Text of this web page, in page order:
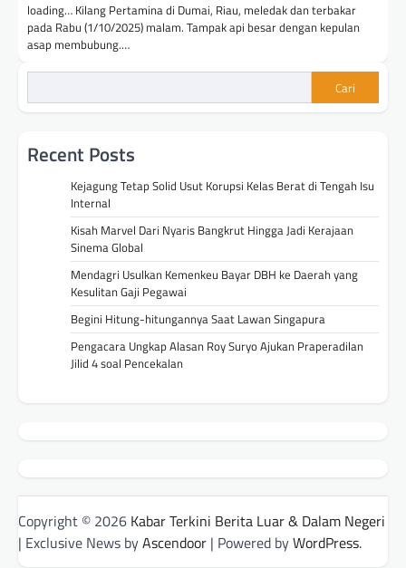
loading… Kilang Pertamina di Dumai, Riau, meledak dan terbakar
pada Rabu (1/10/2025) malam. Tampak api besar dengan kepulan
asap membubung.…
Cari
Recent Posts
Kejagung Tetap Solid Usut Korupsi Kelas Berat di Tengah Isu
Internal
Kisah Marvel Dari Nyaris Bangkrut Hingga Jadi Kerajaan
Sinema Global
Mendagri Usulkan Kemenkeu Bayar DBH ke Daerah yang
Kesulitan Gaji Pegawai
Begini Hitung-hitungannya Saat Lawan Singapura
Pengacara Ungkap Alasan Roy Suryo Ajukan Praperadilan
Jilid 4 soal Pencekalan
Copyright © 2026 Kabar Terkini Berita Luar & Dalam Negeri
| Exclusive News byAscendoor | Powered byWordPress.